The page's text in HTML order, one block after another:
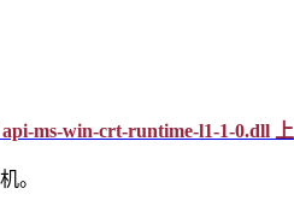
ms-win-crt-runtime-l1-1-0.dll 上
。